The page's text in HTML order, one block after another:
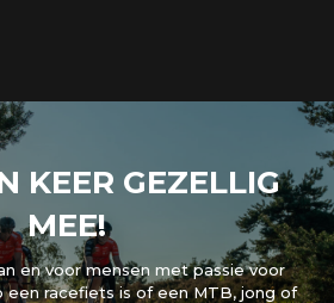
KEER GEZELLIG
MEE!
en voor mensen met passie voor
een racefiets is of een MTB, jong of